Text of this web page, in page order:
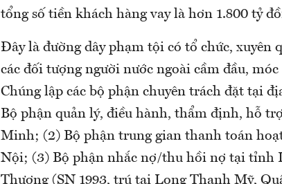
tổng số tiền khách hàng vay là hơn 1.800 tỷ
Đây là đường dây phạm tội có tổ chức, xuyên
các đối tượng người nước ngoài cầm đầu,
Chúng lập các bộ phận chuyên trách đặt tại
Bộ phận quản lý, điều hành, thẩm định, hỗ
Minh; (2) Bộ phận trung gian thanh toán
Nội; (3) Bộ phận nhắc nợ/thu hồi nợ tại tỉnh
Thương (SN 1993, trú tại Long Thạnh Mỹ,